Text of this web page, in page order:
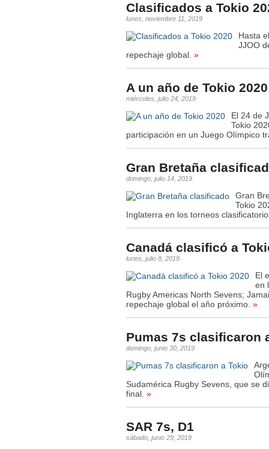
Clasificados a Tokio
lunes, noviembre 11, 2019
Hasta
JJOO
repechaje global. »
A un año de Tokio 2020
miércoles, julio 24, 2019
El 24 de
Tokio
participación en un Juego Olímpico
Gran Bretaña
domingo, julio 14, 2019
Gran
Tokio
Inglaterra en los torneos
Canadá clasificó a
lunes, julio 8, 2019
El
en
Rugby Americas North Sevens;
repechaje global el año próximo. »
Pumas 7s clasificaron
domingo, junio 30, 2019
Sudamérica Rugby Sevens, que se
final. »
SAR 7s, D1
sábado, junio 29, 2019